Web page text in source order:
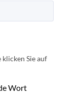
klicken Sie auf